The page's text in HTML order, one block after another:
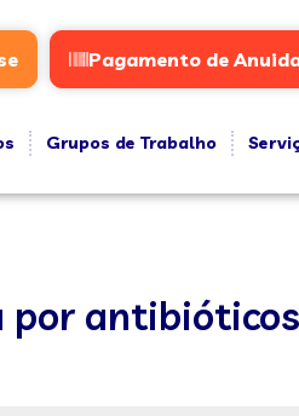
Pagamento de
Grupos de Trabalho
por antibióticos